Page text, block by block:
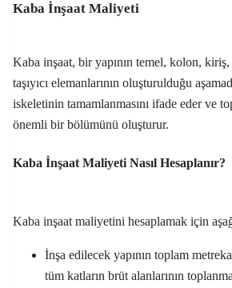
Kaba İnşaat Maliyeti
Kaba inşaat, bir yapının temel, kolon,
taşıyıcı elemanlarının oluşturulduğu
iskeletinin tamamlanmasını ifade eder ve
önemli bir bölümünü oluşturur.
Kaba İnşaat Maliyeti Nasıl Hesaplanır?
Kaba inşaat maliyetini hesaplamak için
İnşa edilecek yapının toplam
tüm katların brüt alanlarının